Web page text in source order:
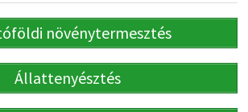
növénytermesztés
Állattenyésztés